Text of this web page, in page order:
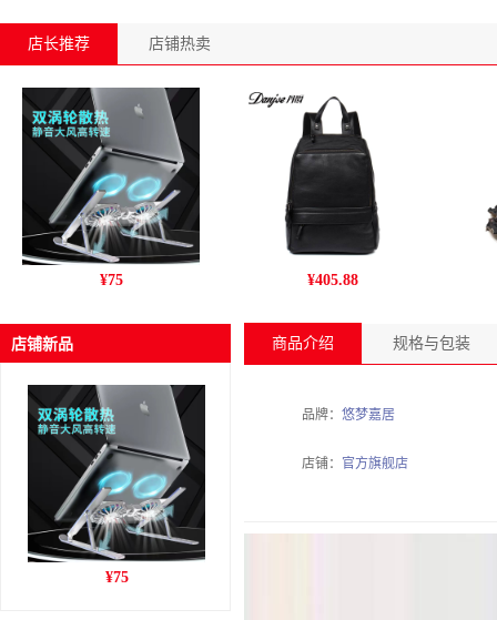
店长推荐 店铺热卖
跨境新款C9pro笔记本电脑
¥75
丹爵(DANJUE)新款男包 商
¥405.88
店铺新品
跨境新款C9pro笔记本电脑
¥75
商品介绍 规格与包装
品牌： 悠梦嘉居
店铺： 官方旗舰店